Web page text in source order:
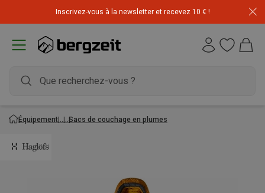
Inscrivez-vous à la newsletter et recevez 10 € !
Équipement Sacs de couchage en plumes